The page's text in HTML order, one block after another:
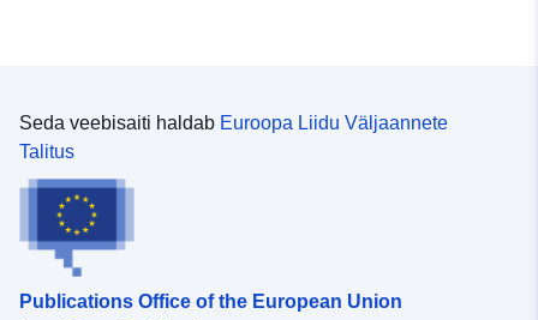
Seda veebisaiti haldab Euroopa Liidu Väljaannete
Talitus
Publications Office of the European Union